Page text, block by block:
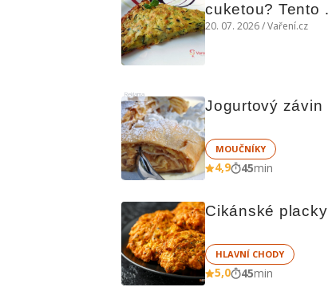
cuketou? Tento
levný slaný koláč
20. 07. 2026 / Vaření.cz
Reklama
Jogurtový závin
MOUČNÍKY
4,9 45min
Cikánské placky
HLAVNÍ CHODY
5,0 45min